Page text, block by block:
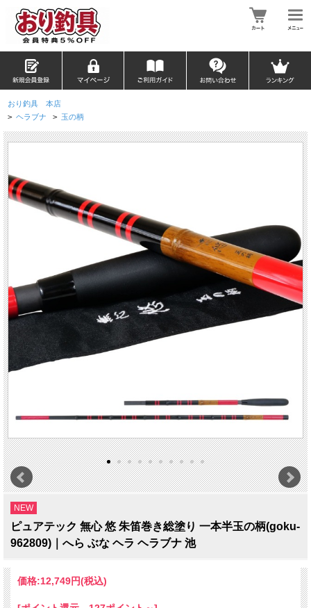
おり釣具 本店
> ヘラブナ > 玉の柄
NEW
ピュアテック 無心 悠 朱笛巻き総塗り 一本半玉の柄(goku-
962809)｜へら ぶな ヘラ ヘラブナ 池
価格:12,749円(税込)